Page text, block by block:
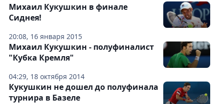
20:08, 16 января 2015
Михаил Кукушкин в финале
Сиднея!
04:29, 18 октября 2014
Михаил Кукушкин - полуфиналист
"Кубка Кремля"
Кукушкин не дошел до полуфинала
турнира в Базеле